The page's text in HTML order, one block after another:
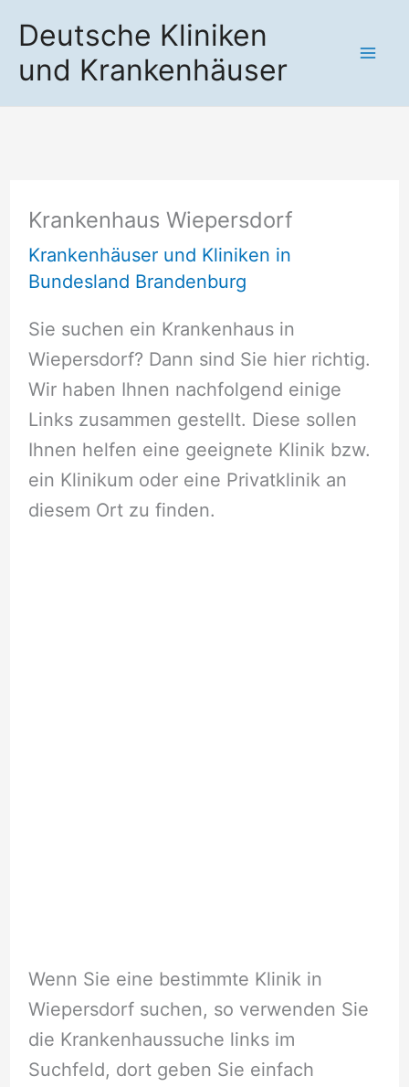
Inhalt
springen
Deutsche Kliniken
und Krankenhäuser
Krankenhaus Wiepersdorf
Krankenhäuser und Kliniken in
Bundesland Brandenburg
Sie suchen ein Krankenhaus in
Wiepersdorf? Dann sind Sie hier richtig.
Wir haben Ihnen nachfolgend einige
Links zusammen gestellt. Diese sollen
Ihnen helfen eine geeignete Klinik bzw.
ein Klinikum oder eine Privatklinik an
diesem Ort zu finden.
Wenn Sie eine bestimmte Klinik in
Wiepersdorf suchen, so verwenden Sie
die Krankenhaussuche links im
Suchfeld, dort geben Sie einfach